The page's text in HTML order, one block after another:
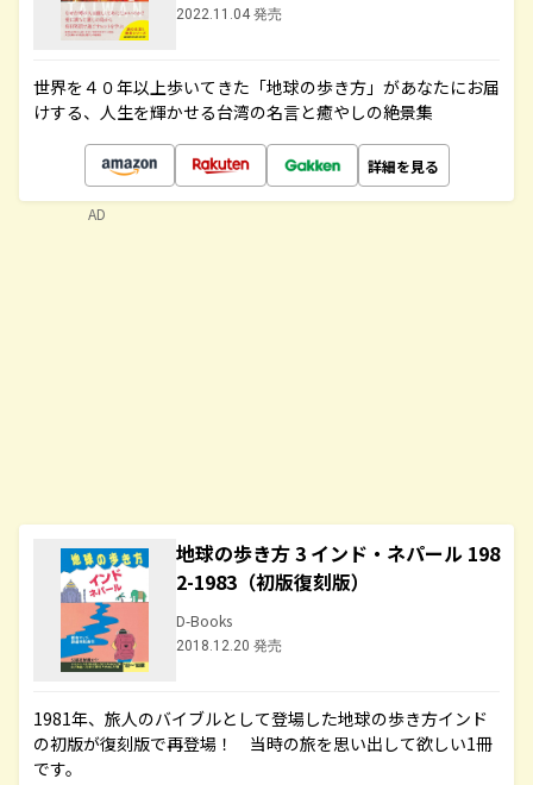
2022.11.04 発売
世界を４０年以上歩いてきた「地球の歩き方」があなたにお届
けする、人生を輝かせる台湾の名言と癒やしの絶景集
詳細を見る
地球の歩き方 3 インド・ネパール 198
2-1983（初版復刻版）
D-Books
2018.12.20 発売
1981年、旅人のバイブルとして登場した地球の歩き方インド
の初版が復刻版で再登場！ 当時の旅を思い出して欲しい1冊
です。
AD